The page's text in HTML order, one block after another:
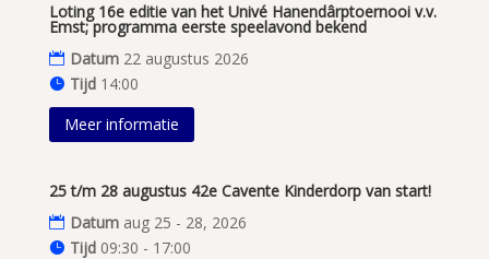
Loting 16e editie van het Univé Hanendârptoernooi v.v.
Emst; programma eerste speelavond bekend
Datum 22 augustus 2026
Tijd 14:00
Meer informatie
25 t/m 28 augustus 42e Cavente Kinderdorp van start!
Datum aug 25 - 28, 2026
Tijd 09:30 - 17:00